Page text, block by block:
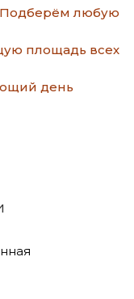
Подберём любую
площадь всех
день